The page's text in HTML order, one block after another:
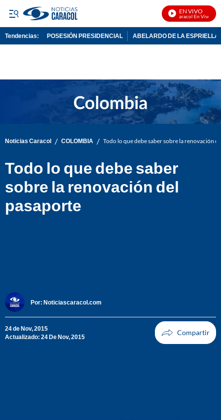
EN VIVO
Noticias Caracol En Vivo
Tendencias: POSESIÓN PRESIDENCIAL ABELARDO DE LA ESPRIELLA
Noticias Caracol / COLOMBIA / Todo lo que debe saber sobre la renovación
Todo lo que debe saber
sobre la renovación del
pasaporte
Por: Noticiascaracol.com
24 de Nov, 2015
Actualizado: 24 De Nov, 2015